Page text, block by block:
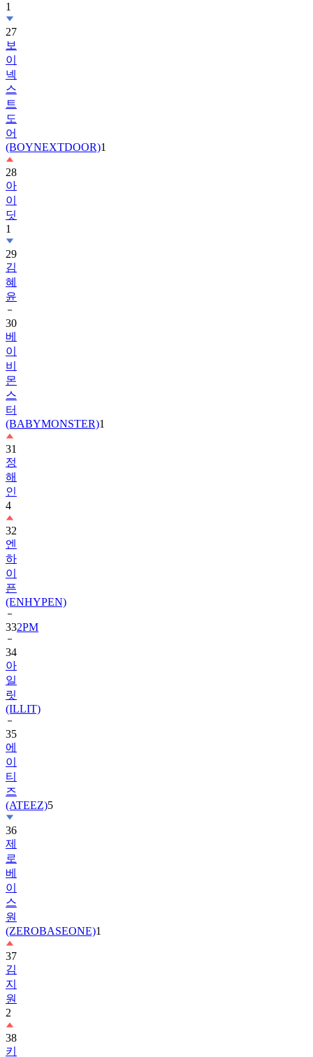
27
보
이
넥
스
트
도
어
(BOYNEXTDOOR)
28
아
이
딧
1
29
김
혜
윤
30
베
이
비
몬
스
터
(BABYMONSTER)
31
정
해
인
4
32
엔
하
이
픈
(ENHYPEN)
332PM
34
아
일
릿
(ILLIT)
35
에
이
티
즈
(ATEEZ)
36
제
로
베
이
스
원
(ZEROBASEONE)
37
김
지
원
2
38
키
키
(KiiiKiii)